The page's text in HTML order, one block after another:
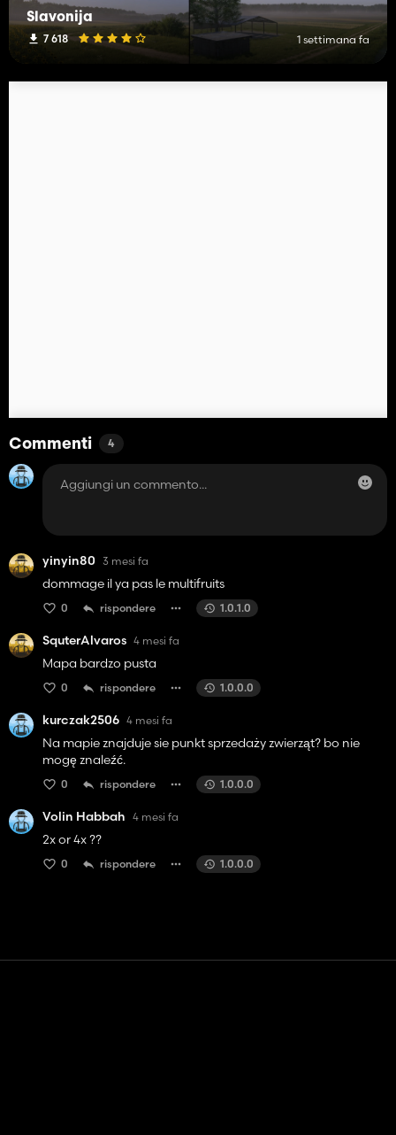
Slavonija
7 618 1 settimana fa
Commenti 4
yinyin80 3 mesi fa
dommage il ya pas le multifruits
0 rispondere 1.0.1.0
SquterAlvaros 4 mesi fa
Mapa bardzo pusta
0 rispondere 1.0.0.0
kurczak2506 4 mesi fa
Na mapie znajduje sie punkt sprzedaży zwierząt? bo nie
mogę znaleźć.
0 rispondere 1.0.0.0
Volin Habbah 4 mesi fa
2x or 4x ??
0 rispondere 1.0.0.0